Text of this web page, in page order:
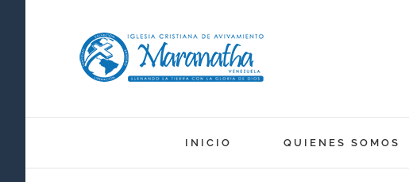
INICIO QUIENES SOMOS